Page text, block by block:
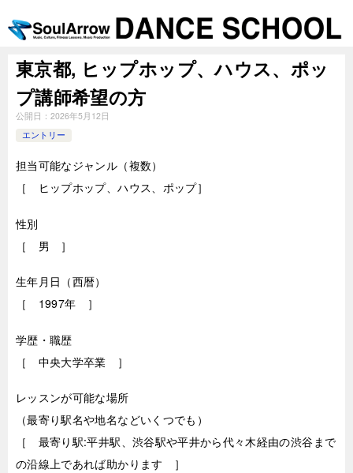
東京都, ヒップホップ、ハウス、ポッ
プ講師希望の方
公開日： 2026年5月12日
エントリー
担当可能なジャンル（複数）
［ ヒップホップ、ハウス、ポップ］
性別
［ 男 ］
生年月日（西暦）
［ 1997年 ］
学歴・職歴
［ 中央大学卒業 ］
レッスンが可能な場所
（最寄り駅名や地名などいくつでも）
［ 最寄り駅:平井駅、渋谷駅や平井から代々木経由の渋谷まで
の沿線上であれば助かります ］